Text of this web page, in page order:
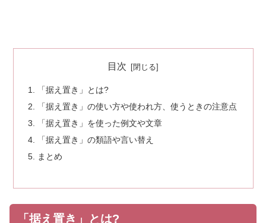
目次
「据え置き」とは?
「据え置き」の使い方や使われ方、使うときの注意点
「据え置き」を使った例文や文章
「据え置き」の類語や言い替え
まとめ
「据え置き」とは?